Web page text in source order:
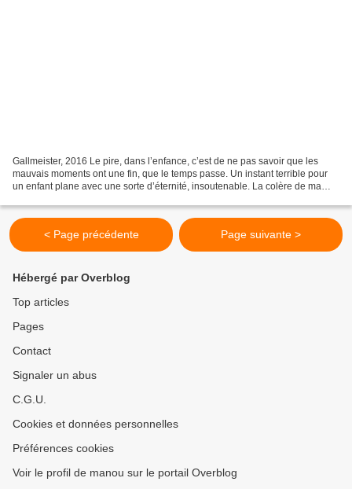
Gallmeister, 2016 Le pire, dans l’enfance, c’est de ne pas savoir que les
mauvais moments ont une fin, que le temps passe. Un instant terrible pour
un enfant plane avec une sorte d’éternité, insoutenable. La colère de ma
< Page précédente Page suivante >
Hébergé par Overblog
Top articles
Pages
Contact
Signaler un abus
C.G.U.
Cookies et données personnelles
Préférences cookies
Voir le profil de manou sur le portail Overblog